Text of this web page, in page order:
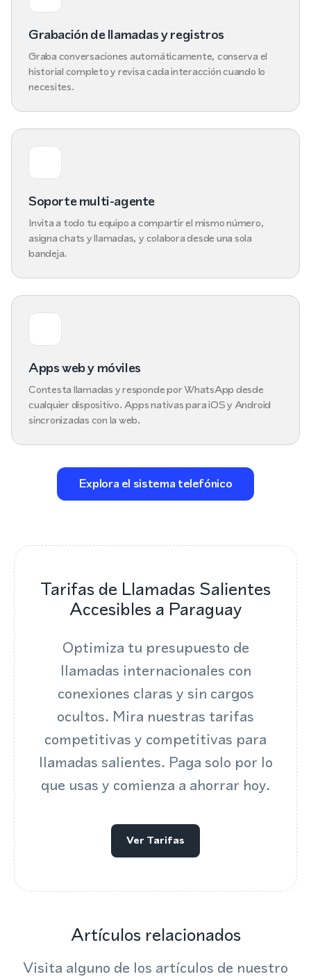
Grabación de llamadas y registros
Graba conversaciones automáticamente, conserva el
historial completo y revisa cada interacción cuando lo
necesites.
Soporte multi-agente
Invita a todo tu equipo a compartir el mismo número,
asigna chats y llamadas, y colabora desde una sola
bandeja.
Apps web y móviles
Contesta llamadas y responde por WhatsApp desde
cualquier dispositivo. Apps nativas para iOS y Android
sincronizadas con la web.
Explora el sistema telefónico
Tarifas de Llamadas Salientes
Accesibles a Paraguay
Optimiza tu presupuesto de
llamadas internacionales con
conexiones claras y sin cargos
ocultos. Mira nuestras tarifas
competitivas y competitivas para
llamadas salientes. Paga solo por lo
que usas y comienza a ahorrar hoy.
Ver Tarifas
Artículos relacionados
Visita alguno de los artículos de nuestro